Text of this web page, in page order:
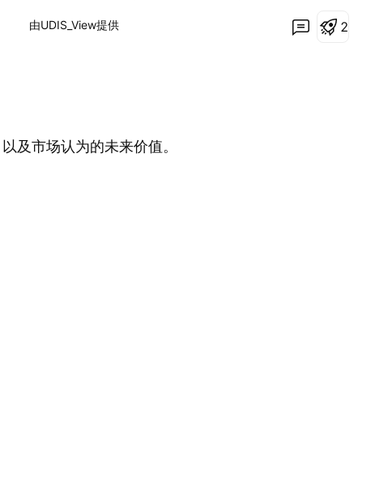
保障能源安全方面的韧性和战略远见。市场对此反应强
亿标准立方米，这一成就表明技术创新和卓越运营能够
由UDIS_View提供 2
及市场认为的未来价值。